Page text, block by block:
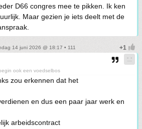
D66 congres mee te pikken. Ik ken
Maar gezien je iets deelt met de
14 juni 2026 @ 18:17 • 111
ook een voedselbos
zou erkennen dat het
en dus een paar jaar werk en
arbeidscontract